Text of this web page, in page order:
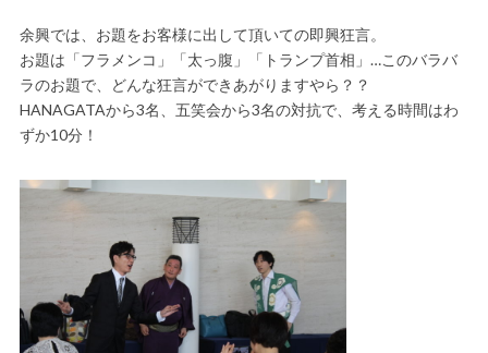
余興では、お題をお客様に出して頂いての即興狂言。
お題は「フラメンコ」「太っ腹」「トランプ首相」…このバラバ
ラのお題で、どんな狂言ができあがりますやら？？
HANAGATAから3名、五笑会から3名の対抗で、考える時間はわ
ずか10分！